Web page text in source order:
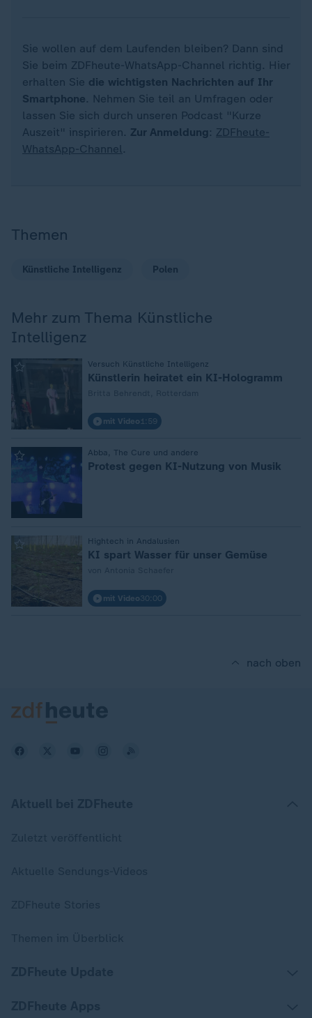
Sie wollen auf dem Laufenden bleiben? Dann sind
Sie beim ZDFheute-WhatsApp-Channel richtig. Hier
erhalten Sie die wichtigsten Nachrichten auf Ihr
Smartphone. Nehmen Sie teil an Umfragen oder
lassen Sie sich durch unseren Podcast "Kurze
Auszeit" inspirieren. Zur Anmeldung : ZDFheute-
WhatsApp-Channel.
Themen
Künstliche Intelligenz Polen
Mehr zum Thema Künstliche
Intelligenz
Versuch Künstliche Intelligenz
Künstlerin heiratet ein KI-Hologramm
mit Video 1:59
Abba, The Cure und andere
:
Protest gegen KI-Nutzung von Musik
Hightech in Andalusien
KI spart Wasser für unser Gemüse
mit Video30:00
nach oben